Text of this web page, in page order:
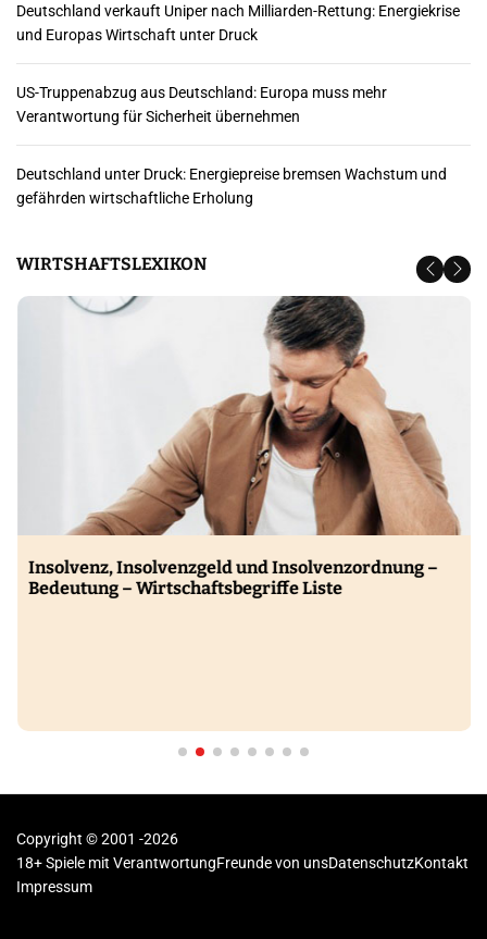
Deutschland verkauft Uniper nach Milliarden-Rettung: Energiekrise
und Europas Wirtschaft unter Druck
US-Truppenabzug aus Deutschland: Europa muss mehr
Verantwortung für Sicherheit übernehmen
Deutschland unter Druck: Energiepreise bremsen Wachstum und
gefährden wirtschaftliche Erholung
WIRTSHAFTSLEXIKON
Insolvenz, Insolvenzgeld und Insolvenzordnung –
Bedeutung – Wirtschaftsbegriffe Liste
Copyright © 2001 -2026
18+ Spiele mit VerantwortungFreunde von unsDatenschutzKontakt
Impressum